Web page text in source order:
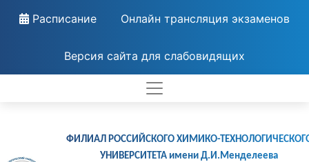
Расписание Онлайн трансляция экзаменов
Версия сайта для слабовидящих
ФИЛИАЛ РОССИЙСКОГО ХИМИКО-
УНИВЕРСИТЕТА имени Д.И.Менделеева